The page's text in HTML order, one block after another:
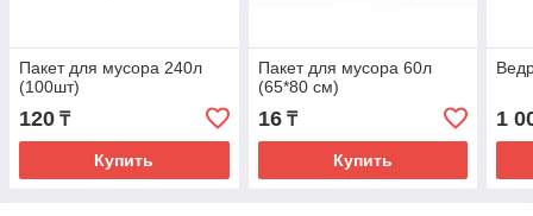
Пакет для мусора 240л
(100шт)
120 ₸
Купить
Пакет для мусора 60л
(65*80 см)
16₸
Купить
1